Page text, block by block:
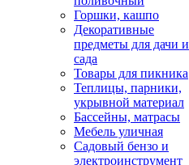
Горшки, кашпо
Декоративные
предметы для дачи и
сада
Товары для пикника
Теплицы, парники,
укрывной материал
Бассейны, матрасы
Мебель уличная
Садовый бензо и
электроинструмент